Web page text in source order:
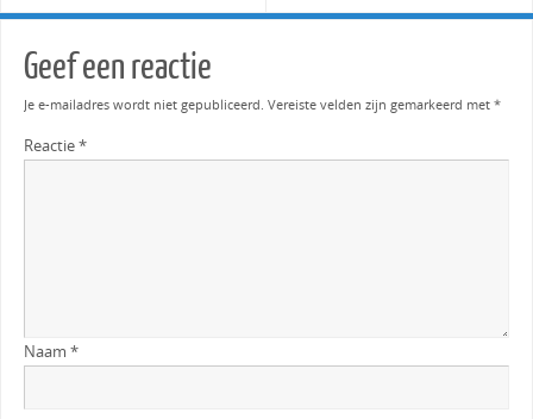
Geef een reactie
Je e-mailadres wordt niet gepubliceerd. Vereiste velden zijn gemarkeerd met *
Reactie*
Naam *